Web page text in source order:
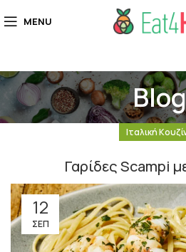
MENU
Blog
Ιταλική
Γαρίδες Scampi
12
ΣΕΠ